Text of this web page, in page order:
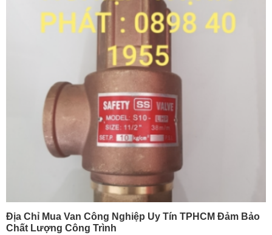
Địa Chỉ Mua Van Công Nghiệp Uy Tín TPHCM Đảm Bảo
Chất Lượng Công Trình